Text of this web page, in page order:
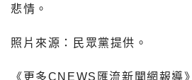
悲情。
照片來源：民眾黨提供。
《更多CNEWS匯流新聞網報導》